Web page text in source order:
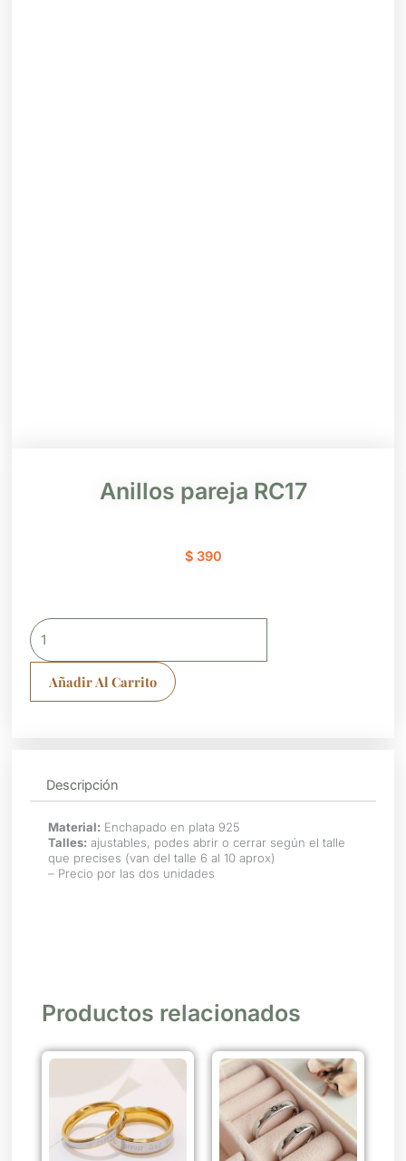
Anillos pareja RC17
$390
Anillos
pareja
cantidad
Añadir Al Carrito
Descripción
Material: Enchapado en plata 925
Talles: ajustables, podes abrir o cerrar según el talle
que precises (van del talle 6 al 10 aprox)
– Precio por las dos unidades
Productos relacionados
Este
producto
tiene
múltiples
variantes.